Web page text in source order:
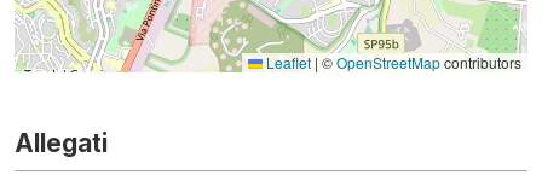
Leaflet | ©OpenStreetMapcontributors
Allegati